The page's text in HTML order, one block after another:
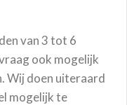
van 3 tot 6
ook mogelijk
Wij doen uiteraard
mogelijk te